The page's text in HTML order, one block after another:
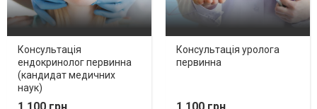
Консультація
ендокринолог первинна
(кандидат медичних
наук)
Консультація уролога
первинна